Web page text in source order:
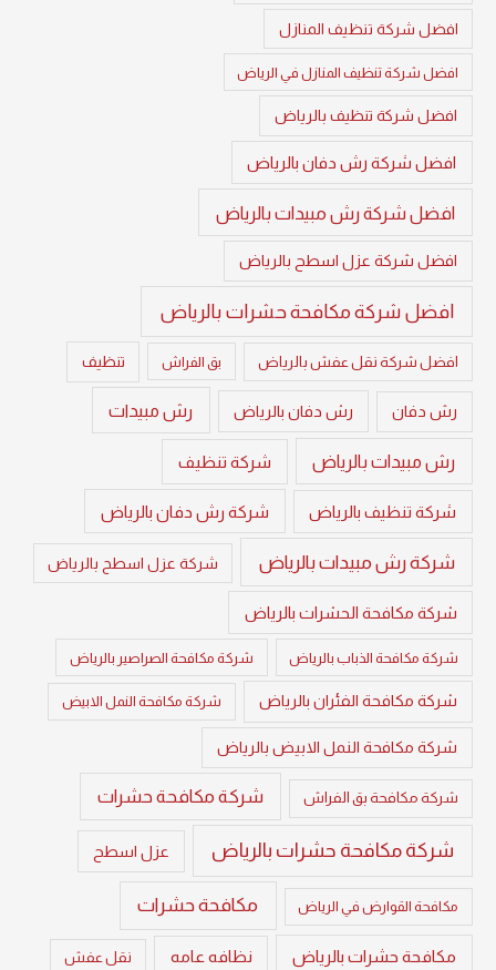
افضل شركة تنظيف المنازل
افضل شركة تنظيف المنازل في الرياض
افضل شركة تنظيف بالرياض
افضل شركة رش دفان بالرياض
افضل شركة رش مبيدات بالرياض
افضل شركة عزل اسطح بالرياض
افضل شركة مكافحة حشرات بالرياض
افضل شركة نقل عفش بالرياض بق الفراش تنظيف
رش دفان رش دفان بالرياض رش مبيدات
رش مبيدات بالرياض شركة تنظيف
شركة تنظيف بالرياض شركة رش دفان بالرياض
شركة رش مبيدات بالرياض شركة عزل اسطح بالرياض
شركة مكافحة الحشرات بالرياض
شركة مكافحة الذباب بالرياض شركة مكافحة الصراصير بالرياض
شركة مكافحة الفئران بالرياض شركة مكافحة النمل الابيض
شركة مكافحة النمل الابيض بالرياض
شركة مكافحة بق الفراش شركة مكافحة حشرات
شركة مكافحة حشرات بالرياض عزل اسطح
مكافحة القوارض في الرياض مكافحة حشرات
مكافحة حشرات بالرياض نظافه عامه نقل عفش